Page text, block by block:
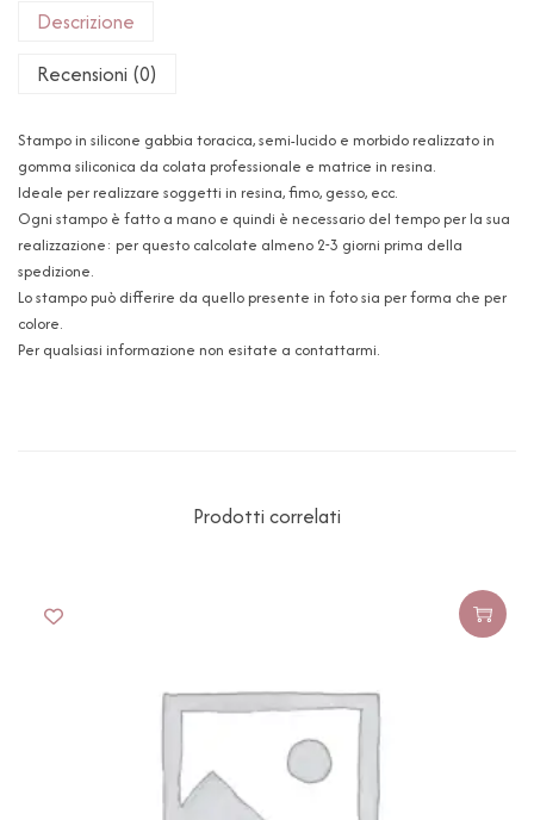
Descrizione
Recensioni (0)
Stampo in silicone gabbia toracica, semi-lucido e morbido realizzato in
gomma siliconica da colata professionale e matrice in resina.
Ideale per realizzare soggetti in resina, fimo, gesso, ecc.
Ogni stampo è fatto a mano e quindi è necessario del tempo per la sua
realizzazione: per questo calcolate almeno 2-3 giorni prima della
spedizione.
Lo stampo può differire da quello presente in foto sia per forma che per
colore.
Per qualsiasi informazione non esitate a contattarmi.
Prodotti correlati